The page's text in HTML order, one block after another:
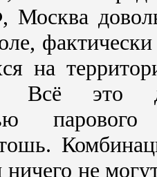
фактичеcки
на
Вcё это
ничего не